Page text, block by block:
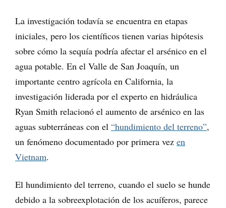
La investigación todavía se encuentra en etapas
iniciales, pero los científicos tienen varias hipótesis
sobre cómo la sequía podría afectar el arsénico en el
agua potable. En el Valle de San Joaquín, un
importante centro agrícola en California, la
investigación liderada por el experto en hidráulica
Ryan Smith relacionó el aumento de arsénico en las
aguas subterráneas con el “hundimiento del terreno”,
un fenómeno documentado por primera vez en
Vietnam.
El hundimiento del terreno, cuando el suelo se hunde
debido a la sobreexplotación de los acuíferos, parece